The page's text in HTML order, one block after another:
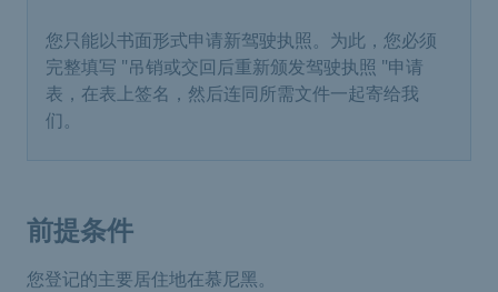
您只能以书面形式申请新驾驶执照。为此，您必须
完整填写 "吊销或交回后重新颁发驾驶执照 "申请
表，在表上签名，然后连同所需文件一起寄给我
们。
前提条件
您登记的主要居住地在慕尼黑。